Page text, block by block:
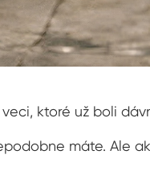
ktoré už boli
máte. Ale